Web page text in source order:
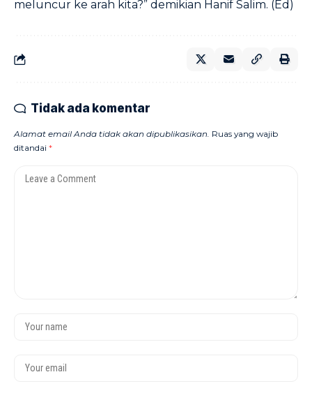
meluncur ke arah kita?” demikian Hanif Salim. (Ed)
Tidak ada komentar
Alamat email Anda tidak akan dipublikasikan. Ruas yang wajib
ditandai *